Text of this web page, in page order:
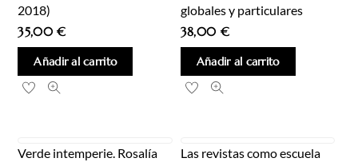
2018)
35,00€
Añadir al carrito
globales y particulares
38,00 €
Añadir al carrito
Verde intemperie. Rosalía
Las revistas como escuela